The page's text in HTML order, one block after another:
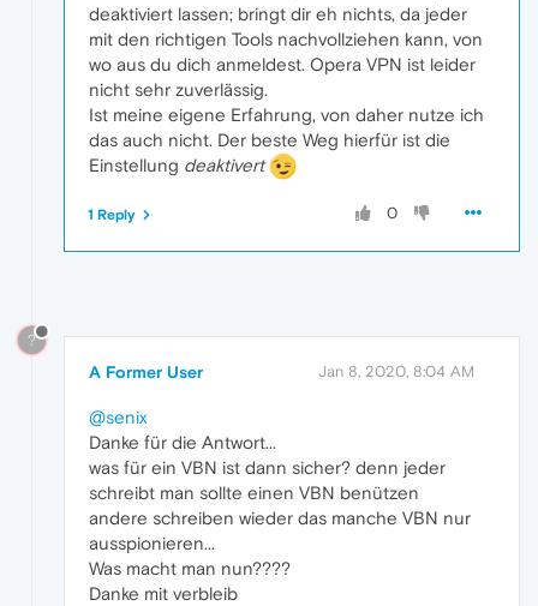
deaktiviert lassen; bringt dir eh nichts, da jeder
mit den richtigen Tools nachvollziehen kann, von
wo aus du dich anmeldest. Opera VPN ist leider
nicht sehr zuverlässig.
Ist meine eigene Erfahrung, von daher nutze ich
das auch nicht. Der beste Weg hierfür ist die
Einstellung deaktivert
0
1 Reply
?
A Former User Jan 8, 2020, 8:04 AM
@senix
Danke für die Antwort...
was für ein VBN ist dann sicher? denn jeder
schreibt man sollte einen VBN benützen
andere schreiben wieder das manche VBN nur
ausspionieren...
Was macht man nun????
Danke mit verbleib